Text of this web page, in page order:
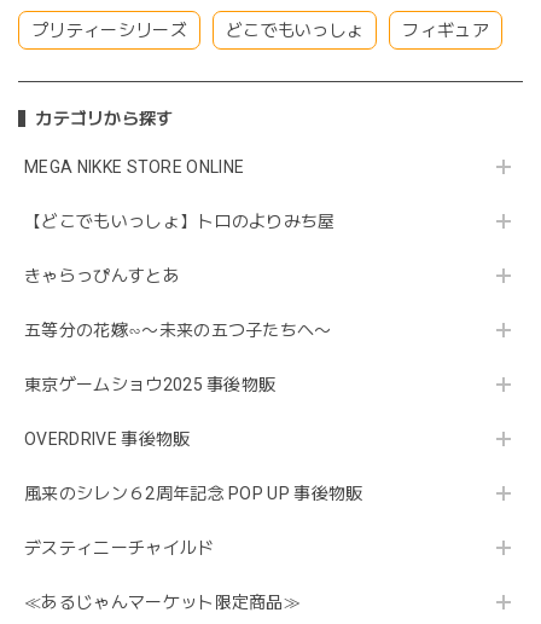
プリティーシリーズ どこでもいっしょ フィギュア
カテゴリから探す
MEGA NIKKE STORE ONLINE
【どこでもいっしょ】トロのよりみち屋
きゃらっぴんすとあ
五等分の花嫁∽〜未来の五つ子たちへ〜
東京ゲームショウ2025 事後物販
OVERDRIVE 事後物販
風来のシレン６2周年記念 POP UP 事後物販
デスティニーチャイルド
≪あるじゃんマーケット限定商品≫